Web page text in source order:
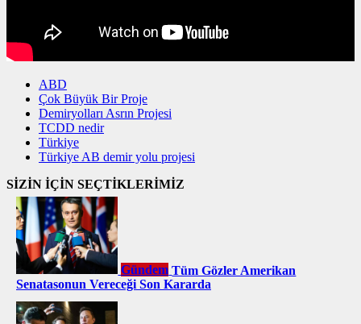
ABD
Çok Büyük Bir Proje
Demiryolları Asrın Projesi
TCDD nedir
Türkiye
Türkiye AB demir yolu projesi
SİZİN İÇİN SEÇTİKLERİMİZ
Gündem Tüm Gözler Amerikan
Senatasonun Vereceği Son Kararda